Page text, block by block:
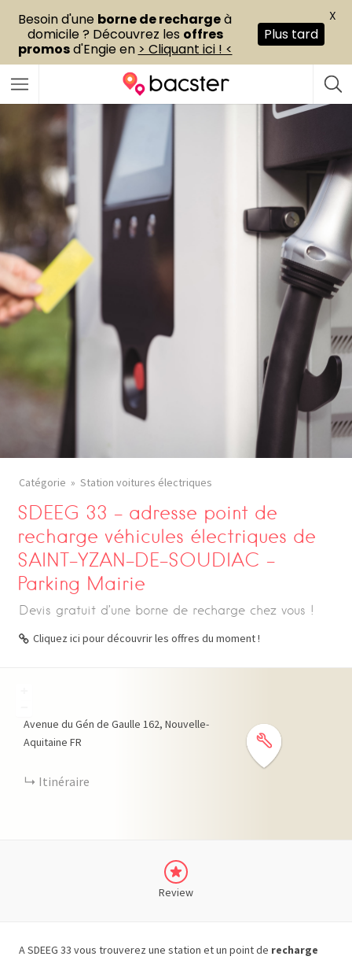
Catégorie Station voitures électriques
SDEEG 33 – adresse point de
recharge véhicules électriques de
SAINT-YZAN-DE-SOUDIAC –
Parking Mairie
Devis gratuit d’une borne de recharge chez vous !
Cliquez ici pour découvrir les offres du moment !
Avenue du Gén de Gaulle 162 Nouvelle-
Aquitaine FR
Itinéraire
Review
A SDEEG 33 vous trouverez une station et un point de recharge
Besoin d'une borne de rechargeà
domicile ? Découvrez les offres
promosd'Engie en > Cliquant ici ! <
Plus tard
X